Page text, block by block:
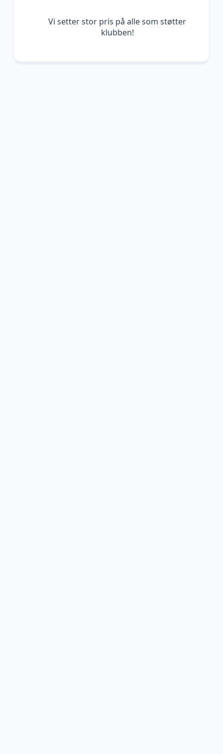
Vi setter stor pris på alle som støtter
klubben!